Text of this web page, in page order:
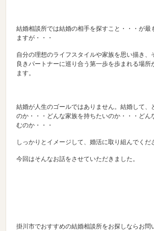
結婚相談所では結婚の相手を探すこと・・・が最
ますが・・・
自分の理想のライフスタイルや家族を思い描き、
良きパートナーに巡り合う第一歩を歩まれる場所
ます。
結婚が人生のゴールではありません。結婚して、
のか・・・どんな家族を持ちたいのか・・・どん
むのか・・・
しっかりとイメージして、婚活に取り組んでくだ
今回はそんなお話をさせていただきました。
掛川市でおすすめの結婚相談所をお探しならお問